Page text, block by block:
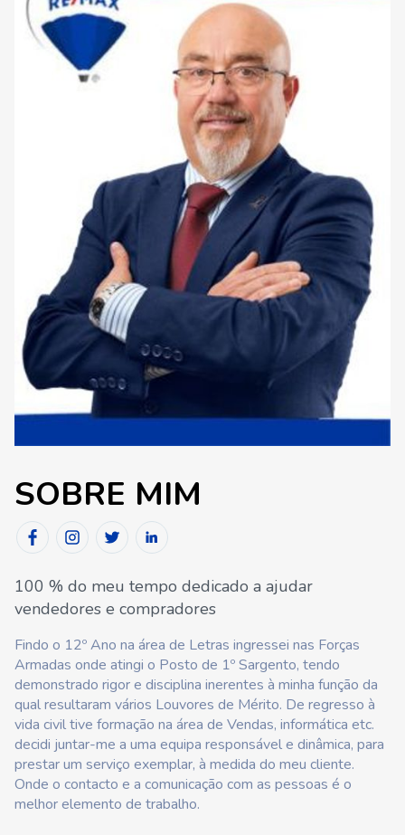
SOBRE MIM
100 % do meu tempo dedicado a ajudar
vendedores e compradores
Findo o 12º Ano na área de Letras ingressei nas Forças
Armadas onde atingi o Posto de 1º Sargento, tendo
demonstrado rigor e disciplina inerentes à minha função da
qual resultaram vários Louvores de Mérito. De regresso à
vida civil tive formação na área de Vendas, informática etc.
decidi juntar-me a uma equipa responsável e dinâmica, para
prestar um serviço exemplar, à medida do meu cliente.
Onde o contacto e a comunicação com as pessoas é o
melhor elemento de trabalho.